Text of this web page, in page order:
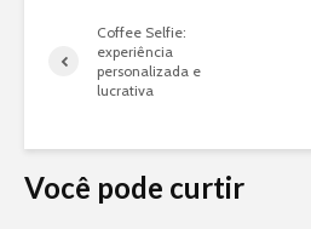
Coffee Selfie:
experiência
personalizada e
lucrativa
Você pode curtir